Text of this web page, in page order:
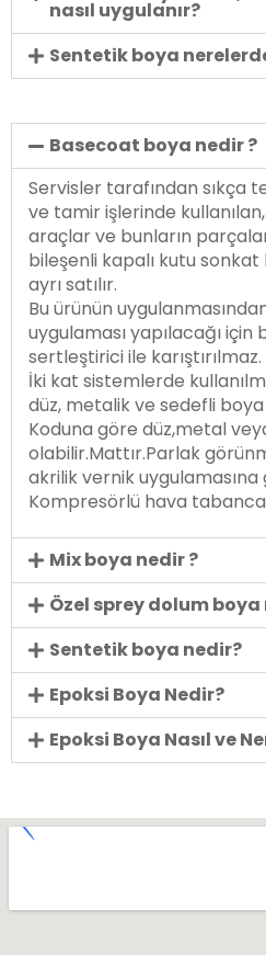
nasıl uygulanır?
Sentetik boya
Basecoat boya nedir ?
Servisler tarafından sıkça
ve tamir işlerinde
araçlar ve bunların
bileşenli kapalı kutu
ayrı satılır.
Bu ürünün
uygulaması yapılacağı
sertleştirici ile karıştırılmaz.
İki kat sistemlerde
düz, metalik ve sedefli
Koduna göre düz,metal
olabilir.Mattır.Parlak
akrilik vernik uygulamasına
Kompresörlü hava
Mix boya nedir ?
Özel sprey dolum boya
Sentetik boya nedir?
Epoksi Boya Nedir?
Epoksi Boya Nasıl ve